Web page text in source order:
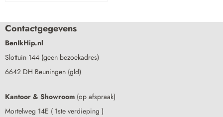
Contactgegevens
BenIkHip.nl
Slottuin 144 (geen bezoekadres)
6642 DH Beuningen (gld)
Kantoor & Showroom (op afspraak)
Mortelweg 14E ( 1ste verdieping )